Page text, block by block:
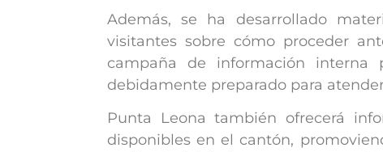
Además, se ha desarrollado
visitantes sobre cómo proceder
campaña de información
debidamente preparado para
Punta Leona también ofrecerá
disponibles en el cantón,